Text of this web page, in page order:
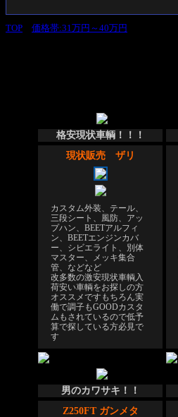
TOP 価格帯:31万円～40万円
格安現状車輌！！！
現状販売 ザリ
カスタム外装、テール、
三段シート、風防、アッ
プハン、BEETアルフィ
ン、BEETエンジンカバ
ー、シビエライト、別体
マスター、メッキ集合
管、などなど
改多数の激安現状車輌入
荷安い車輌をお探しの方
オススメです もちろん実
働で調子もGOODカスタ
ムもされているので低予
算で探している方必見で
す
男のカワサキ！！
Z250FT ガンメタ